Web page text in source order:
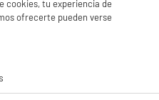
cookies, tu experiencia de
ofrecerte pueden verse